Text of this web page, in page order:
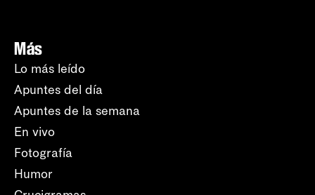
Más
Lo más leído
Apuntes del día
Apuntes de la semana
En vivo
Fotografía
Humor